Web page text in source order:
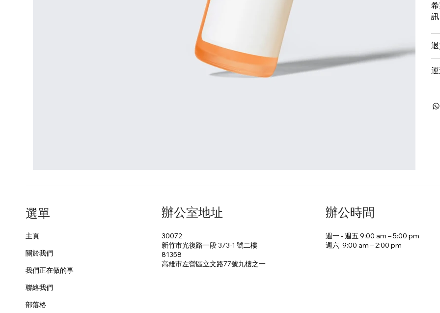
主頁
關於我們
我們正在做的事
聯絡我們
部落格
​選單 辦公室地址
30072
新竹市光復路一段 373-1 號二樓
81358
​高雄市左營區立文路77號九樓之一
週一 - 週五 9:00 am – 5:00 pm
週六 9:00 am – 2:00 pm​
辦公時間